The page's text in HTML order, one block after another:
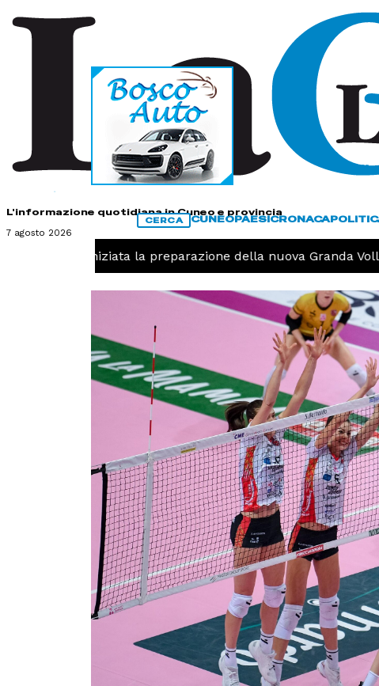
L'informazione quotidiana in Cuneo e provincia
7 agosto 2026
CERCA CUNEOPAESICRONACA
Pallavolo, iniziata la preparazione della nuova Granda Volley